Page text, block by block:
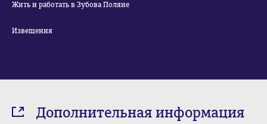
Жить и работать в Зубова Поляне
Извещения
Дополнительная информация